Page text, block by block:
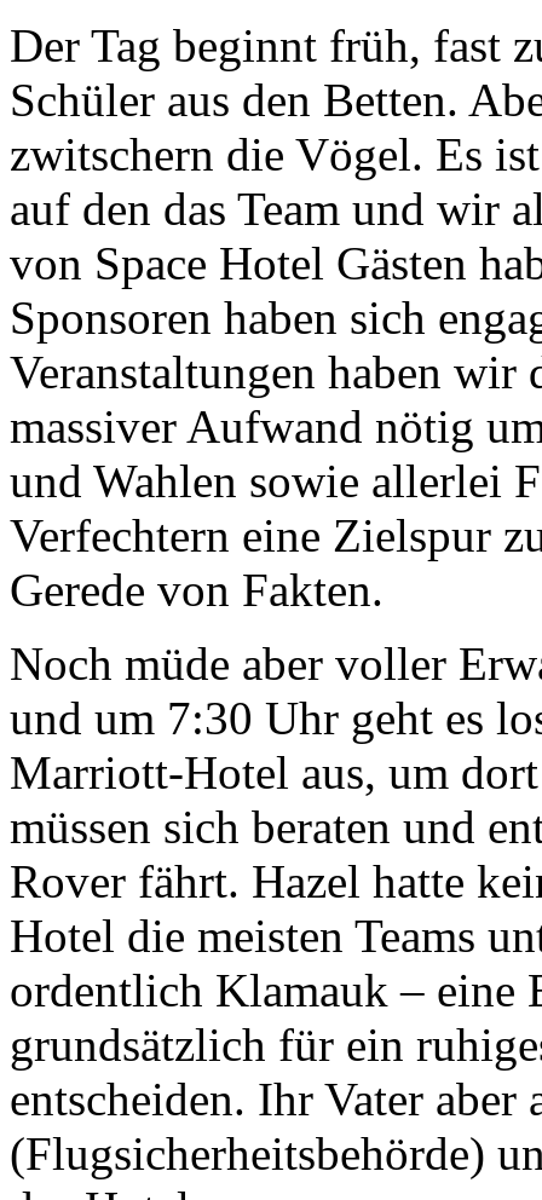
Der Tag beginnt früh, fast
Schüler aus den Betten.
zwitschern die Vögel. Es
auf den das Team und wir
von Space Hotel Gästen
Sponsoren haben sich
Veranstaltungen haben
massiver Aufwand nötig
und Wahlen sowie allerlei
Verfechtern eine Zielspur
Gerede von Fakten.
Noch müde aber voller
und um 7:30 Uhr geht es
Marriott-Hotel aus, um
müssen sich beraten und
Rover fährt. Hazel hatte
Hotel die meisten Teams
ordentlich Klamauk – eine
grundsätzlich für ein
entscheiden. Ihr Vater
(Flugsicherheitsbehörde)